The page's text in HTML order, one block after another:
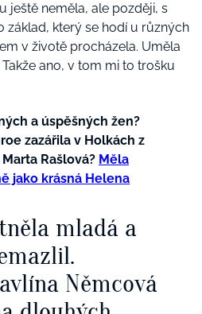
ještě neměla, ale později, s
základ, který se hodí u různých
v životě procházela. Uměla
ano, v tom mi to trošku
a úspěšných žen?
zazářila v Holkách z
Rašlová? Měla
jako krásná Helena
mladá a
Němcová